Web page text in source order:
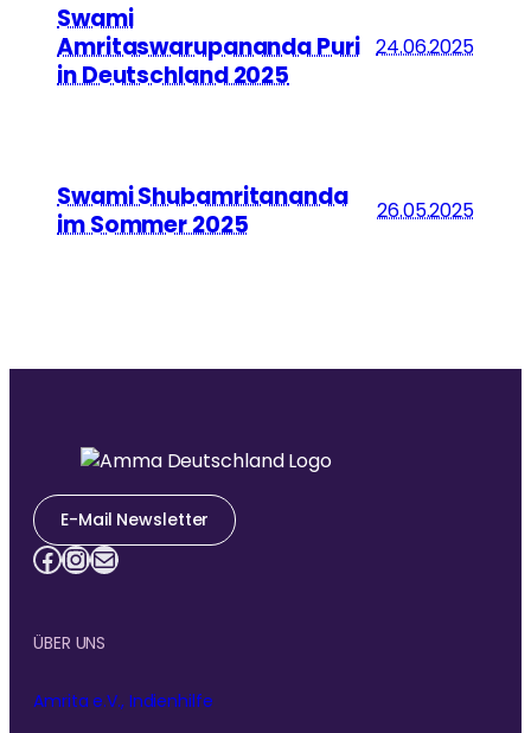
Swami
Amritaswarupananda Puri
in Deutschland 2025
24.06.2025
Swami Shubamritananda
im Sommer 2025
26.05.2025
E-Mail Newsletter
Facebook InstagramE-Mail
ÜBER UNS
Amrita e.V., Indienhilfe